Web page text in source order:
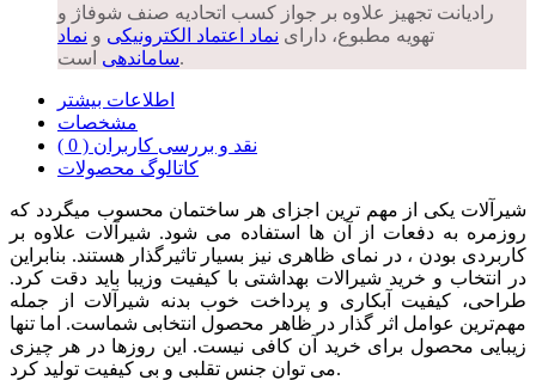
رادیانت تجهیز علاوه بر جواز کسب اتحادیه صنف شوفاژ و
تهویه مطبوع، دارای نماد اعتماد الکترونیکی و نماد
ساماندهیاست.
اطلاعات بیشتر
مشخصات
نقد و بررسی کاربران ( 0 )
کاتالوگ محصولات
شیرآلات یکی از مهم ترین اجزای هر ساختمان محسوب میگردد که
روزمره به دفعات از آن ها استفاده می شود. شیرآلات علاوه بر
کاربردی بودن ، در نمای ظاهری نیز بسیار تاثیرگذار هستند. بنابراین
در انتخاب و خرید شیرالات بهداشتی با کیفیت وزیبا باید دقت کرد.
طراحی، کیفیت آبکاری و پرداخت خوب بدنه شیرآلات از جمله
مهم‌ترین عوامل اثر گذار در ظاهر محصول انتخابی شماست. اما تنها
زیبایی محصول برای خرید آن کافی نیست. این روزها در هر چیزی
می توان جنس تقلبی و بی کیفیت تولید کرد.